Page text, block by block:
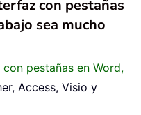
con pestañas
sea mucho
pestañas en Word,
Access, Visio y